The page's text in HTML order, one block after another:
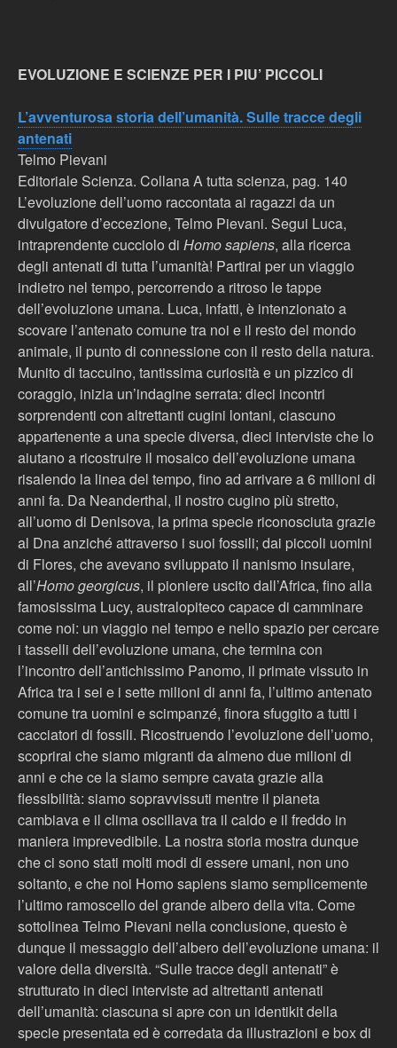
EVOLUZIONE E SCIENZE PER I PIU’ PICCOLI
L’avventurosa storia dell’umanità. Sulle tracce degli
antenati
Telmo Pievani
Editoriale Scienza. Collana A tutta scienza, pag. 140
L’evoluzione dell’uomo raccontata ai ragazzi da un
divulgatore d’eccezione, Telmo Pievani. Segui Luca,
intraprendente cucciolo di Homo sapiens, alla ricerca
degli antenati di tutta l’umanità! Partirai per un viaggio
indietro nel tempo, percorrendo a ritroso le tappe
dell’evoluzione umana. Luca, infatti, è intenzionato a
scovare l’antenato comune tra noi e il resto del mondo
animale, il punto di connessione con il resto della natura.
Munito di taccuino, tantissima curiosità e un pizzico di
coraggio, inizia un’indagine serrata: dieci incontri
sorprendenti con altrettanti cugini lontani, ciascuno
appartenente a una specie diversa, dieci interviste che lo
aiutano a ricostruire il mosaico dell’evoluzione umana
risalendo la linea del tempo, fino ad arrivare a 6 milioni di
anni fa. Da Neanderthal, il nostro cugino più stretto,
all’uomo di Denisova, la prima specie riconosciuta grazie
al Dna anziché attraverso i suoi fossili; dai piccoli uomini
di Flores, che avevano sviluppato il nanismo insulare,
all’Homo georgicus, il pioniere uscito dall’Africa, fino alla
famosissima Lucy, australopiteco capace di camminare
come noi: un viaggio nel tempo e nello spazio per cercare
i tasselli dell’evoluzione umana, che termina con
l’incontro dell’antichissimo Panomo, il primate vissuto in
Africa tra i sei e i sette milioni di anni fa, l’ultimo antenato
comune tra uomini e scimpanzé, finora sfuggito a tutti i
cacciatori di fossili. Ricostruendo l’evoluzione dell’uomo,
scoprirai che siamo migranti da almeno due milioni di
anni e che ce la siamo sempre cavata grazie alla
flessibilità: siamo sopravvissuti mentre il pianeta
cambiava e il clima oscillava tra il caldo e il freddo in
maniera imprevedibile. La nostra storia mostra dunque
che ci sono stati molti modi di essere umani, non uno
soltanto, e che noi Homo sapiens siamo semplicemente
l’ultimo ramoscello del grande albero della vita. Come
sottolinea Telmo Pievani nella conclusione, questo è
dunque il messaggio dell’albero dell’evoluzione umana: il
valore della diversità. “Sulle tracce degli antenati” è
strutturato in dieci interviste ad altrettanti antenati
dell’umanità: ciascuna si apre con un identikit della
specie presentata ed è corredata da illustrazioni e box di